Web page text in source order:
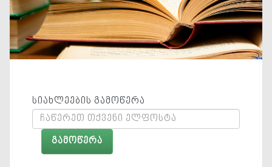
სიახლეების გამოწერა
გამოწერა